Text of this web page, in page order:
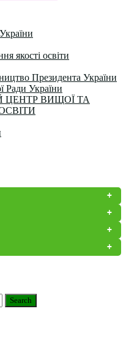
якості освіти
Президента України
Ради України
ВИЩОЇ ТА
Search